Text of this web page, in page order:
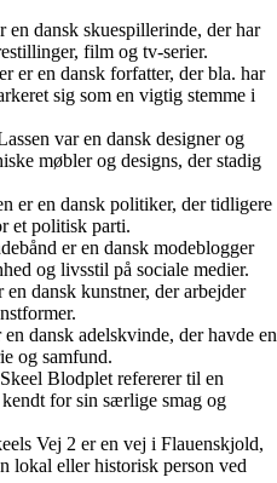
dansk skuespillerinde, der har
film og tv-serier.
er en dansk forfatter, der bla. har
sig som en vigtig stemme i
var en dansk designer og
møbler og designs, der stadig
er en dansk politiker, der tidligere
et politisk parti.
er en dansk modeblogger
og livsstil på sociale medier.
dansk kunstner, der arbejder
dansk adelskvinde, der havde en
og samfund.
Blodplet refererer til en
for sin særlige smag og
Vej 2 er en vej i Flauenskjold,
lokal eller historisk person ved